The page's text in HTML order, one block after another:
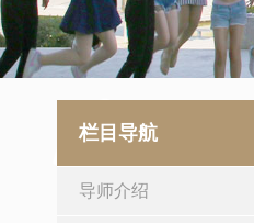
栏目导航
导师介绍